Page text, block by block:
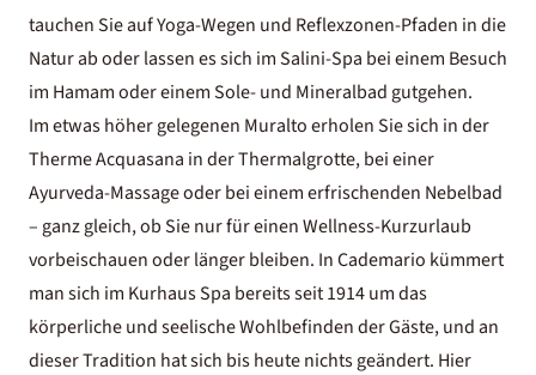
tauchen Sie auf Yoga-Wegen und Reflexzonen-Pfaden in die
Natur ab oder lassen es sich im Salini-Spa bei einem Besuch
im Hamam oder einem Sole- und Mineralbad gutgehen.
Im etwas höher gelegenen Muralto erholen Sie sich in der
Therme Acquasana in der Thermalgrotte, bei einer
Ayurveda-Massage oder bei einem erfrischenden Nebelbad
– ganz gleich, ob Sie nur für einen Wellness-Kurzurlaub
vorbeischauen oder länger bleiben. In Cademario kümmert
man sich im Kurhaus Spa bereits seit 1914 um das
körperliche und seelische Wohlbefinden der Gäste, und an
dieser Tradition hat sich bis heute nichts geändert. Hier